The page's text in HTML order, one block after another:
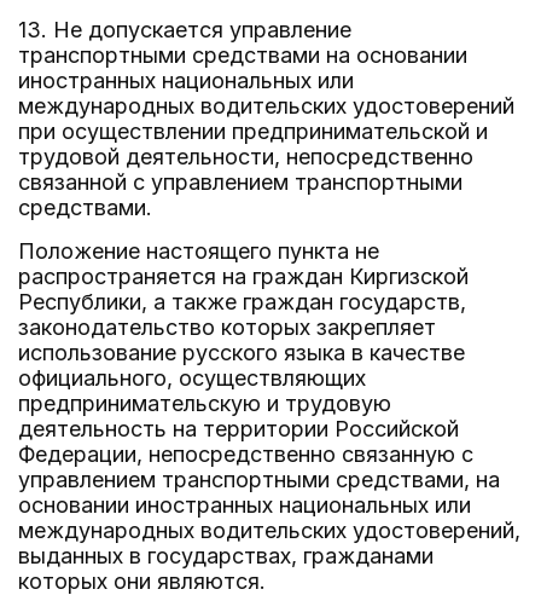
13. Не допускается управление
транспортными средствами на основании
иностранных национальных или
международных водительских удостоверений
при осуществлении предпринимательской и
трудовой деятельности, непосредственно
связанной с управлением транспортными
средствами.
Положение настоящего пункта не
распространяется на граждан Киргизской
Республики, а также граждан государств,
законодательство которых закрепляет
использование русского языка в качестве
официального, осуществляющих
предпринимательскую и трудовую
деятельность на территории Российской
Федерации, непосредственно связанную с
управлением транспортными средствами, на
основании иностранных национальных или
международных водительских удостоверений,
выданных в государствах, гражданами
которых они являются.